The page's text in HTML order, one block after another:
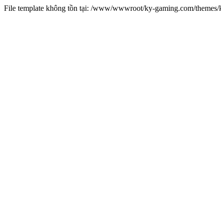
File template không tồn tại: /www/wwwroot/ky-gaming.com/